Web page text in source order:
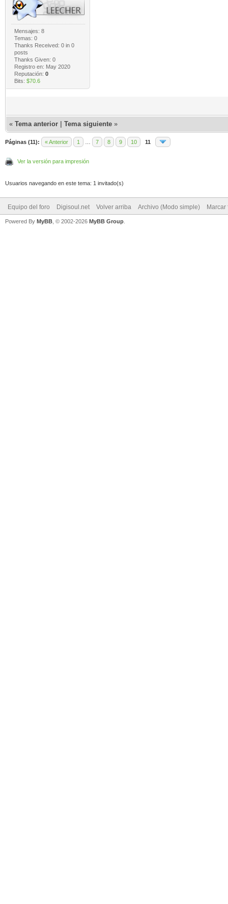
Mensajes: 8
Temas: 0
Thanks Received: 0in 0
posts
Thanks Given: 0
Registro en: May 2020
Reputación: 0
Bits: $70.6
« Tema anterior Tema siguiente »
Páginas (11): « Anterior 1 7 8 9 10 11
Ver la versión para impresión
Usuarios navegando en este tema: 1 invitado(s)
Equipo del foro Digisoul.net Volver arriba Archivo (Modo simple) Marcar
Powered By MyBB , © 2002-2026 MyBB Group